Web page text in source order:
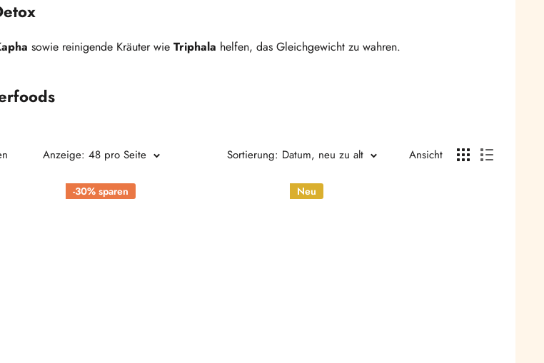
sowie reinigende Kräuter wie Triphala helfen, das Gleichgewicht zu wahren.
Zeichen):
Anzeige: 48 pro Seite Sortierung: Datum, neu zu alt Ansicht
-30% sparen Neu